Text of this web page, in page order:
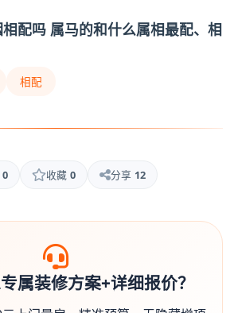
配吗 属马的和什么属相最配、相
相配
0 收藏 0 分享 12
属装修方案+详细报价？